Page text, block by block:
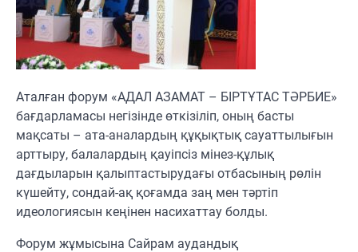
Аталған форум «АДАЛ АЗАМАТ – БІРТҰТАС ТӘРБИЕ»
бағдарламасы негізінде өткізіліп, оның басты
мақсаты – ата-аналардың құқықтық сауаттылығын
арттыру, балалардың қауіпсіз мінез-құлық
дағдыларын қалыптастырудағы отбасының рөлін
күшейту, сондай-ақ қоғамда заң мен тәртіп
идеологиясын кеңінен насихаттау болды.
Форум жұмысына Сайрам аудандық